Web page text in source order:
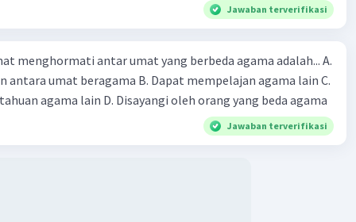
Jawaban terverifikasi
menghormati antar umat yang berbeda agama adalah... A.
antara umat beragama B. Dapat mempelajan agama lain C.
agama lain D. Disayangi oleh orang yang beda agama
Jawaban terverifikasi